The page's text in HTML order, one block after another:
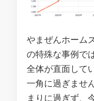
やまぜんホーム
の特殊な事例で
全体が直面して
一角に過ぎませ
まりに過ぎず、